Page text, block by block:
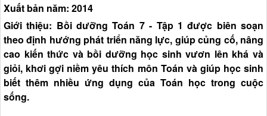
Xuất bản năm: 2014
Giới thiệu: Bồi dưỡng Toán 7 - Tập 1 được biên soạn
theo định hướng phát triển năng lực, giúp củng cố, nâng
cao kiến thức và bồi dưỡng học sinh vươn lên khá và
giỏi, khơi gợi niềm yêu thích môn Toán và giúp học sinh
biết thêm nhiều ứng dụng của Toán học trong cuộc
sống.